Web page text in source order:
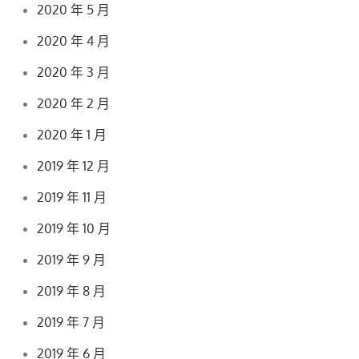
2020 年 5 月
2020 年 4 月
2020 年 3 月
2020 年 2 月
2020 年 1 月
2019 年 12 月
2019 年 11 月
2019 年 10 月
2019 年 9 月
2019 年 8 月
2019 年 7 月
2019 年 6 月